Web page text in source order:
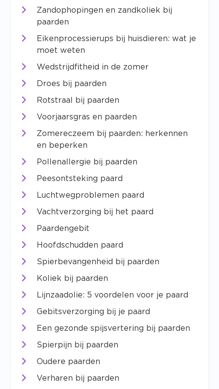
Zandophopingen en zandkoliek bij
paarden
Eikenprocessierups bij huisdieren: wat je
moet weten
Wedstrijdfitheid in de zomer
Droes bij paarden
Rotstraal bij paarden
Voorjaarsgras en paarden
Zomereczeem bij paarden: herkennen
en beperken
Pollenallergie bij paarden
Peesontsteking paard
Luchtwegproblemen paard
Vachtverzorging bij het paard
Paardengebit
Hoofdschudden paard
Spierbevangenheid bij paarden
Koliek bij paarden
Lijnzaadolie: 5 voordelen voor je paard
Gebitsverzorging bij je paard
Een gezonde spijsvertering bij paarden
Spierpijn bij paarden
Oudere paarden
Verharen bij paarden